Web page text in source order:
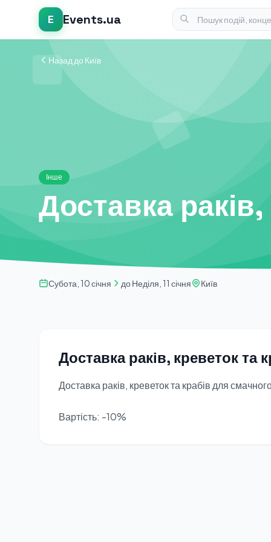
E Events.ua
Назад до Київ
Інше
Доставка
Субота, 10 січня до Неділя, 11 січня Київ
Доставка раків, креветок та
Доставка раків, креветок та крабів для
Вартість: -10%